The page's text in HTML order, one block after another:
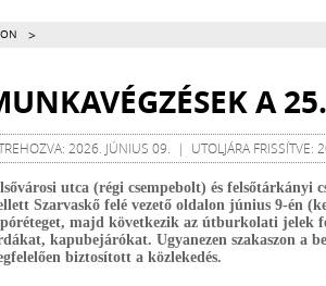
>
A
2026. JÚNIUS 09. | UTOLJÁRA FRISSÍTVE:
utca (régi csempebolt) és felsőtárkányi
Szarvaskő felé vezető oldalon június 9-én
majd következik az útburkolati jelek
kapubejárókat. Ugyanezen szakaszon a
biztosított a közlekedés.